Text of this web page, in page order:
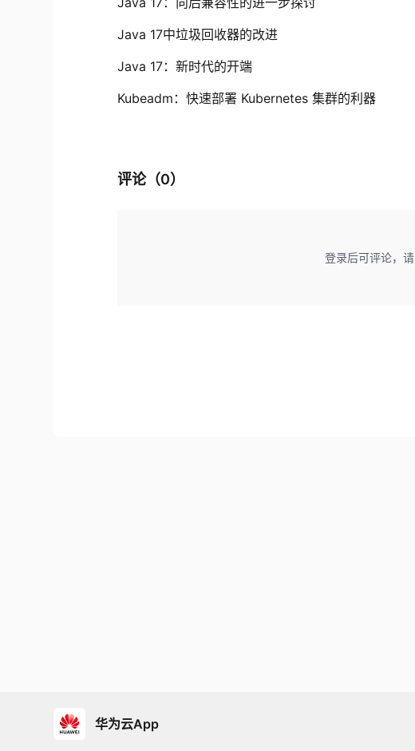
Java 17中垃圾回收器的改进
Java 17：新时代的开端
Kubeadm：快速部署 Kubernetes 集群的利器
评论（0）
登录后可评论，请
华为云App